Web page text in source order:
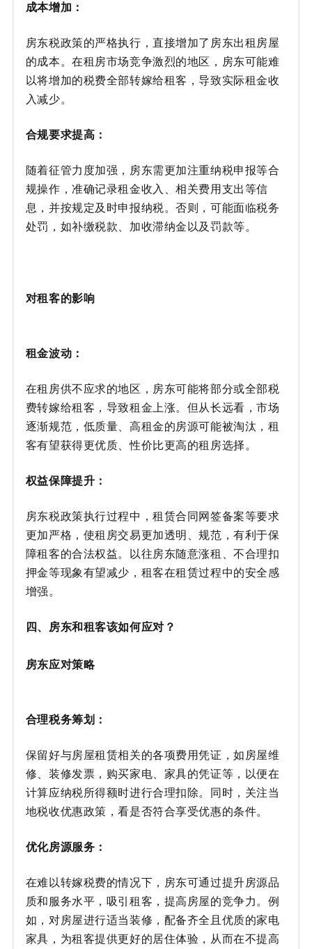
成本增加：
房东税政策的严格执行，直接增加了房东出租房屋
的成本。在租房市场竞争激烈的地区，房东可能难
以将增加的税费全部转嫁给租客，导致实际租金收
入减少。
合规要求提高：
随着征管力度加强，房东需更加注重纳税申报等合
规操作，准确记录租金收入、相关费用支出等信
息，并按规定及时申报纳税。否则，可能面临税务
处罚，如补缴税款、加收滞纳金以及罚款等。
对租客的影响
租金波动：
在租房供不应求的地区，房东可能将部分或全部税
费转嫁给租客，导致租金上涨。但从长远看，市场
逐渐规范，低质量、高租金的房源可能被淘汰，租
客有望获得更优质、性价比更高的租房选择。
权益保障提升：
房东税政策执行过程中，租赁合同网签备案等要求
更加严格，使租房交易更加透明、规范，有利于保
障租客的合法权益。以往房东随意涨租、不合理扣
押金等现象有望减少，租客在租赁过程中的安全感
增强。
四、房东和租客该如何应对？
房东应对策略
合理税务筹划：
保留好与房屋租赁相关的各项费用凭证，如房屋维
修、装修发票，购买家电、家具的凭证等，以便在
计算应纳税所得额时进行合理扣除。同时，关注当
地税收优惠政策，看是否符合享受优惠的条件。
优化房源服务：
在难以转嫁税费的情况下，房东可通过提升房源品
质和服务水平，吸引租客，提高房屋的竞争力。例
如，对房屋进行适当装修，配备齐全且优质的家电
家具，为租客提供更好的居住体验，从而在不提高